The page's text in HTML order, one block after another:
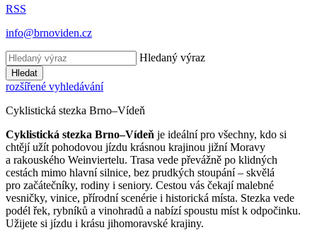
RSS
info@brnoviden.cz
Hledaný výraz
Hledat
rozšířené vyhledávání
Cyklistická stezka Brno–Vídeň
Cyklistická stezka Brno–Vídeň je ideální pro všechny, kdo si
chtějí užít pohodovou jízdu krásnou krajinou jižní Moravy
a rakouského Weinviertelu. Trasa vede převážně po klidných
cestách mimo hlavní silnice, bez prudkých stoupání – skvělá
pro začátečníky, rodiny i seniory. Cestou vás čekají malebné
vesničky, vinice, přírodní scenérie i historická místa. Stezka vede
podél řek, rybníků a vinohradů a nabízí spoustu míst k odpočinku.
Užijete si jízdu i krásu jihomoravské krajiny.